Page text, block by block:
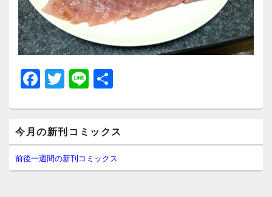
F
a
c
e
b
o
T
wi
tt
er
Li
n
e
イ
ン
サ
イ
今月の新刊コミックス
前後一週間の新刊コミックス